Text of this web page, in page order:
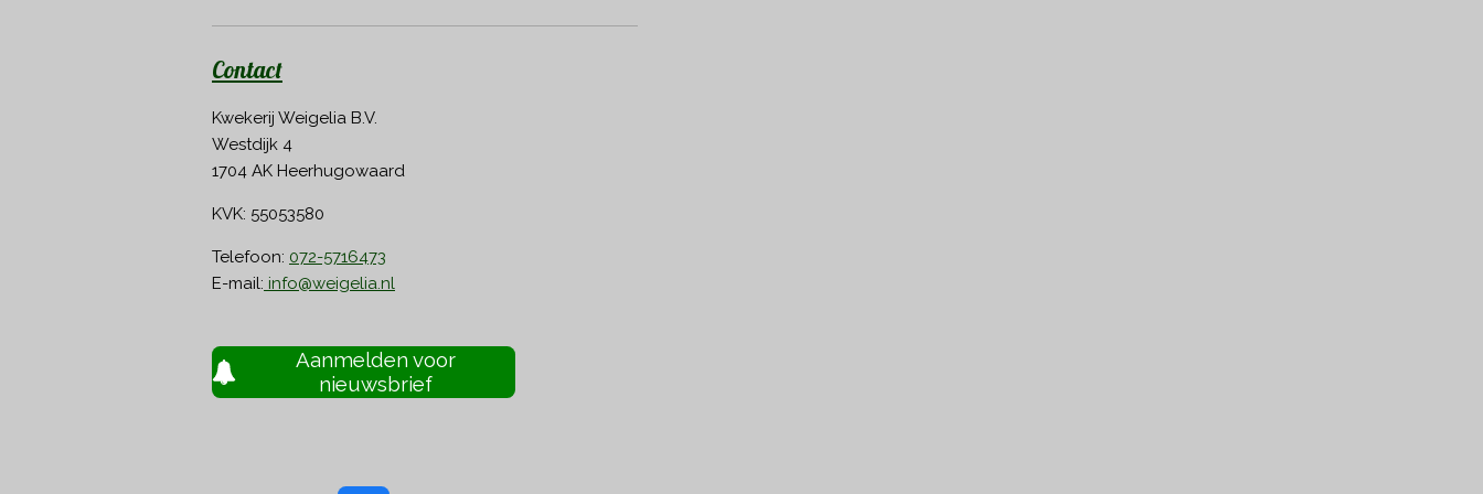
Contact
Kwekerij Weigelia B.V.
Westdijk 4
1704 AK Heerhugowaard
KVK: 55053580
Telefoon: 072-5716473
E-mail: info@weigelia.nl
Aanmelden voor
nieuwsbrief